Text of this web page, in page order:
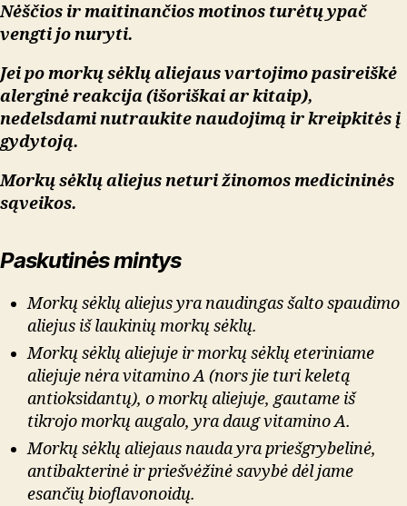
Nėščios ir maitinančios motinos turėtų ypač
vengti jo nuryti.
Jei po morkų sėklų aliejaus vartojimo pasireiškė
alerginė reakcija (išoriškai ar kitaip),
nedelsdami nutraukite naudojimą ir kreipkitės į
gydytoją.
Morkų sėklų aliejus neturi žinomos medicininės
sąveikos.
Paskutinės mintys
Morkų sėklų aliejus yra naudingas šalto spaudimo
aliejus iš laukinių morkų sėklų.
Morkų sėklų aliejuje ir morkų sėklų eteriniame
aliejuje nėra vitamino A (nors jie turi keletą
antioksidantų), o morkų aliejuje, gautame iš
tikrojo morkų augalo, yra daug vitamino A.
Morkų sėklų aliejaus nauda yra priešgrybelinė,
antibakterinė ir priešvėžinė savybė dėl jame
esančių bioflavonoidų.